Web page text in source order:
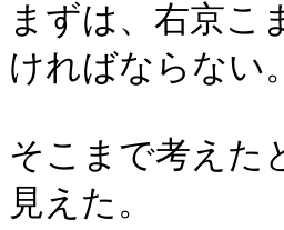
まずは、右京こ
ければならない。
そこまで考えた
見えた。